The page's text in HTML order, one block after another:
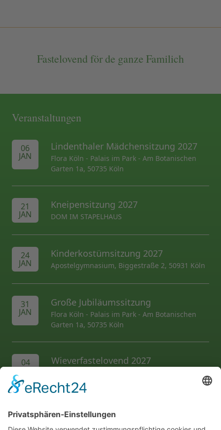
Fastelovend för de ganze Familich
AL folgen...
Veranstaltungen
06
JAN
Lindenthaler Mädchensitzung 2027
Flora Köln - Palais im Park - Am Botanischen
Garten 1a, 50735 Köln
21
JAN
Kneipensitzung 2027
DOM IM STAPELHAUS
24
JAN
Kinderkostümsitzung 2027
Apostelgymnasium, Biggestraße 2, 50931 Köln
31
JAN
Große Jubiläumssitzung
Flora Köln - Palais im Park - Am Botanischen
Garten 1a, 50735 Köln
04
FEB
Wieverfastelovend 2027